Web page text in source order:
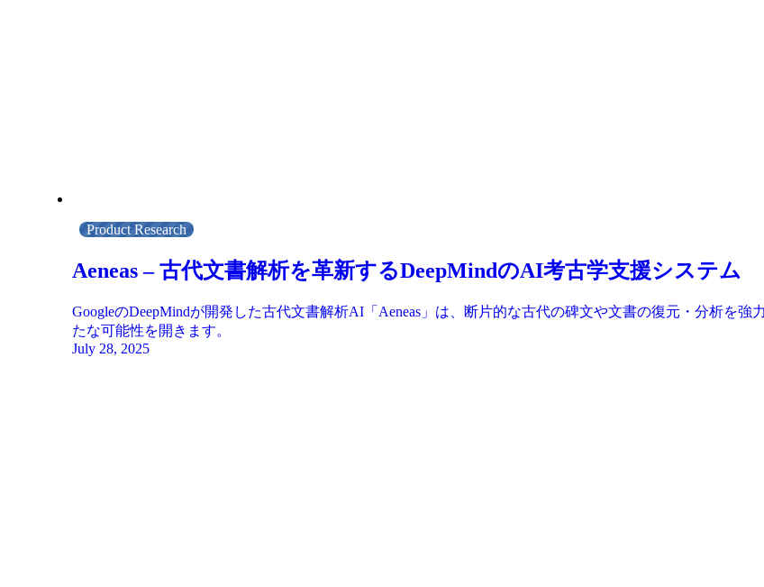
Product Research
Aeneas – 古代文書解析を革新するDeepMindのAI考古学支援システム
GoogleのDeepMindが開発した古代文書解析AI「Aeneas」は、断片的な古代の碑文や文書の復元・分析を
たな可能性を開きます。
July 28, 2025